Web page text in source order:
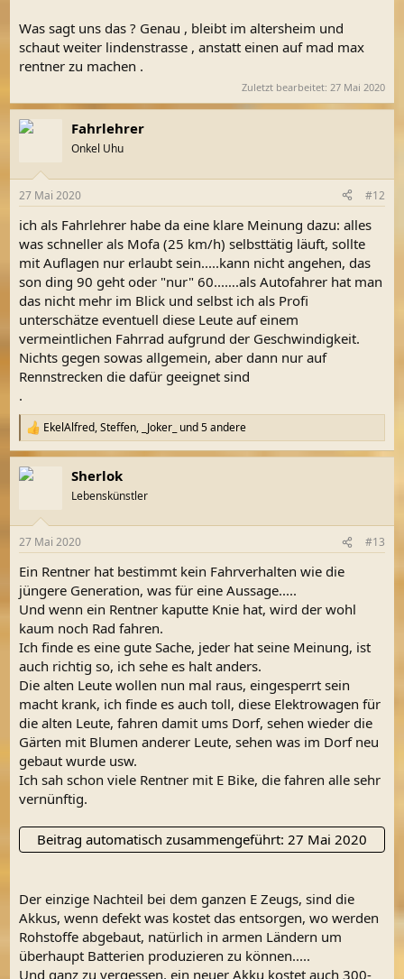
Was sagt uns das ? Genau , bleibt im altersheim und
schaut weiter lindenstrasse , anstatt einen auf mad max
rentner zu machen .
Zuletzt bearbeitet: 27 Mai 2020
Fahrlehrer
Onkel Uhu
27 Mai 2020 #12
ich als Fahrlehrer habe da eine klare Meinung dazu: alles
was schneller als Mofa (25 km/h) selbsttätig läuft, sollte
mit Auflagen nur erlaubt sein.....kann nicht angehen, das
son ding 90 geht oder "nur" 60...….als Autofahrer hat man
das nicht mehr im Blick und selbst ich als Profi
unterschätze eventuell diese Leute auf einem
vermeintlichen Fahrrad aufgrund der Geschwindigkeit.
Nichts gegen sowas allgemein, aber dann nur auf
Rennstrecken die dafür geeignet sind
.
R
e
a
k
e
:
EkelAlfred,Steffen, _Joker_ und 5 andere
Sherlok
Lebenskünstler
27 Mai 2020 #13
Ein Rentner hat bestimmt kein Fahrverhalten wie die
jüngere Generation, was für eine Aussage.....
Und wenn ein Rentner kaputte Knie hat, wird der wohl
kaum noch Rad fahren.
Ich finde es eine gute Sache, jeder hat seine Meinung, ist
auch richtig so, ich sehe es halt anders.
Die alten Leute wollen nun mal raus, eingesperrt sein
macht krank, ich finde es auch toll, diese Elektrowagen für
die alten Leute, fahren damit ums Dorf, sehen wieder die
Gärten mit Blumen anderer Leute, sehen was im Dorf neu
gebaut wurde usw.
Ich sah schon viele Rentner mit E Bike, die fahren alle sehr
vernünftig.
Beitrag automatisch zusammengeführt: 27 Mai 2020
Der einzige Nachteil bei dem ganzen E Zeugs, sind die
Akkus, wenn defekt was kostet das entsorgen, wo werden
Rohstoffe abgebaut, natürlich in armen Ländern um
überhaupt Batterien produzieren zu können.....
Und ganz zu vergessen, ein neuer Akku kostet auch 300-